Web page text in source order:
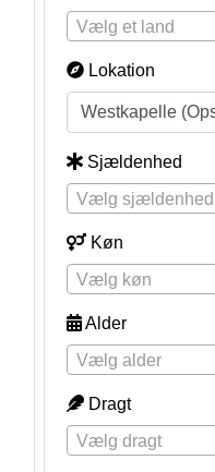
Vælg et land
Lokation
Sjældenhed
Vælg sjældenhed
Køn
Vælg køn
Alder
Vælg alder
Dragt
Vælg dragt